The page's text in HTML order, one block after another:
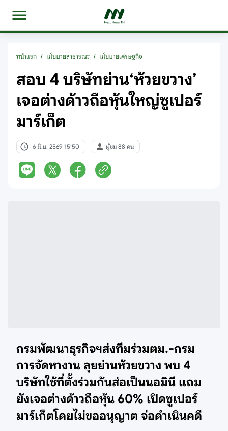
หน้าแรก / นโยบายสาธารณะ / นโยบายเศรษฐกิจ
สอบ 4 บริษัทย่าน‘ห้วยขวาง’
เจอต่างด้าวถือหุ้นใหญ่ซูเปอร์
มาร์เก็ต
6 มิ.ย. 2569 15:50 ผู้ชม 88 คน
กรมพัฒนาธุรกิจฯส่งทีมร่วมตม.-กรม
การจัดหางาน ลุยย่านห้วยขวาง พบ 4
บริษัทใช้ที่ตั้งร่วมกันส่อเป็นนอมินี แถม
ยังเจอต่างด้าวถือหุ้น 60% เปิดซูเปอร์
มาร์เก็ตโดยไม่ขออนุญาต จ่อดำเนินคดี